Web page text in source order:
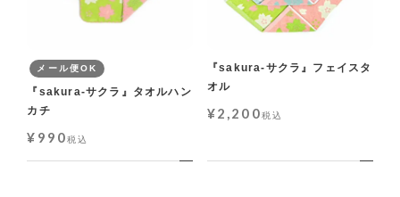
メール便OK
『sakura-サクラ』タオルハン
カチ
¥ 990税込
『sakura-サクラ』フェイスタ
オル
¥2,200税込